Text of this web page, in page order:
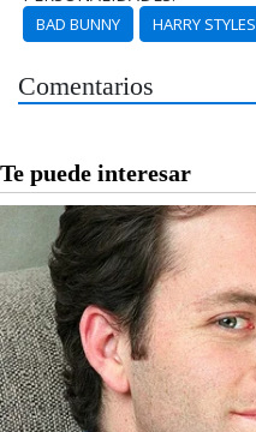
BAD BUNNY HARRY STYLES
Comentarios